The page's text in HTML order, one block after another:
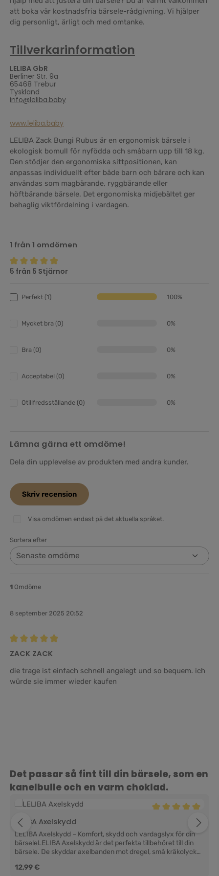
att boka vår kostnadsfria bärsele-rådgivning. Vi hjälper
dig personligt, ärligt och med omtanke.
Tillverkarinformation
LELIBA GbR
Berliner Str. 9a
65468 Trebur
Tyskland
info@leliba.baby
www.leliba.baby
LELIBA Zack Bungi Rubus är en ergonomisk bärsele i
ekologisk bomull för nyfödda och småbarn upp till 18 kg.
Den stödjer den ergonomiska sittpositionen, kan
anpassas individuellt efter både barn och bärare och kan
användas som magbärande, ryggbärande eller
höftbärande bärsele. Det ergonomiska midjebältet ger
behaglig viktfördelning i vardagen.
1 från 1 omdömen
Genomsnittligt betyg på 5 av 5 stjärnor
5 från 5 Stjärnor
Perfekt (1) 100%
Mycket bra (0) 0%
Bra (0) 0%
Acceptabel (0) 0%
Otillfredsställande (0) 0%
Lämna gärna ett omdöme!
Dela din upplevelse av produkten med andra kunder.
Skriv recension
Visa omdömen endast på det aktuella språket.
Sortera efter
1 Omdöme
8 september 2025 20:52
Recension med betyg på 5 av 5 stjärnor
ZACK ZACK
die trage ist einfach schnell angelegt und so bequem. ich
würde sie immer wieder kaufen
Hoppa över produktgalleri
Det passar så fint till din bärsele, som en
kanelbulle och en varm choklad.
Genomsnittligt
LELIBA Axelskydd
LELIBA Axelskydd – Komfort, skydd och vardagslyx för din
bärseleLELIBA Axelskydd är det perfekta tillbehöret till din
bärsele. De skyddar axelbanden mot dregel, små kräkolyckor
ditt barn. Mjuka mot känslig babyhud, praktiska i vardagen
Ordinarie pris:
12,99 €